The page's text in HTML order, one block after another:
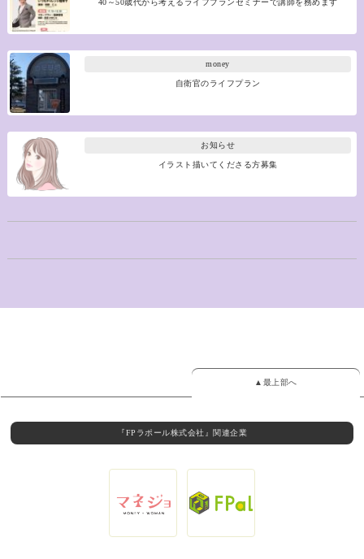
money
自衛官のライフプラン
お知らせ
イラスト描いてくださる方募集
▲最上部へ
『FPラポール株式会社』関連企業